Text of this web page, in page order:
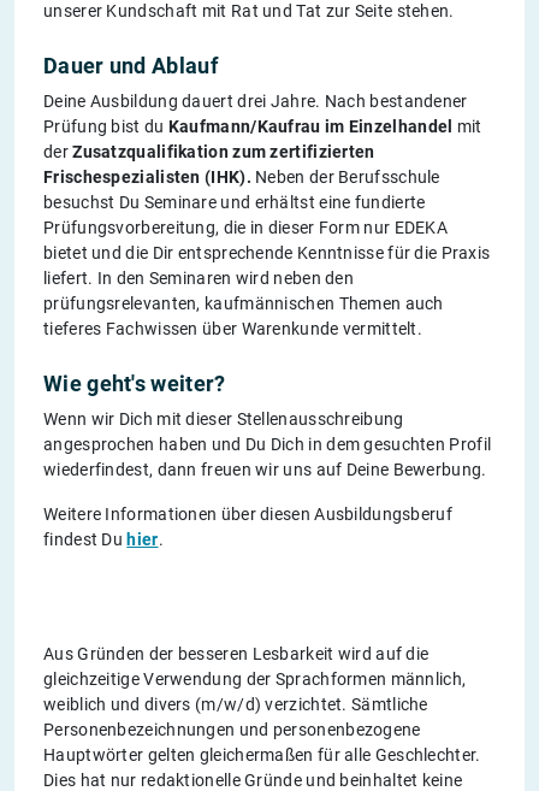
unserer Kundschaft mit Rat und Tat zur Seite stehen.
Dauer und Ablauf
Deine Ausbildung dauert drei Jahre. Nach bestandener
Prüfung bist du Kaufmann/Kaufrau im Einzelhandel mit
derZusatzqualifikation zum zertifizierten
Frischespezialisten (IHK). Neben der Berufsschule
besuchst Du Seminare und erhältst eine fundierte
Prüfungsvorbereitung, die in dieser Form nur EDEKA
bietet und die Dir entsprechende Kenntnisse für die Praxis
liefert. In den Seminaren wird neben den
prüfungsrelevanten, kaufmännischen Themen auch
tieferes Fachwissen über Warenkunde vermittelt.
Wie geht's weiter?
Wenn wir Dich mit dieser Stellenausschreibung
angesprochen haben und Du Dich in dem gesuchten Profil
wiederfindest, dann freuen wir uns auf Deine Bewerbung.
Weitere Informationen über diesen Ausbildungsberuf
findest Du hier.
Aus Gründen der besseren Lesbarkeit wird auf die
gleichzeitige Verwendung der Sprachformen männlich,
weiblich und divers (m/w/d) verzichtet. Sämtliche
Personenbezeichnungen und personenbezogene
Hauptwörter gelten gleichermaßen für alle Geschlechter.
Dies hat nur redaktionelle Gründe und beinhaltet keine